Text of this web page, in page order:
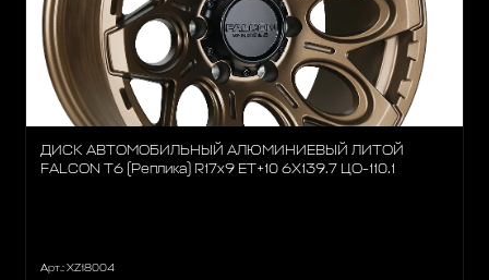
ДИСК АВТОМОБИЛЬНЫЙ АЛЮМИНИЕВЫЙ ЛИТОЙ
FALCON T6 (Реплика) R17х9 ET+10 6X139.7 ЦО-110.1
Арт.: XZ18004